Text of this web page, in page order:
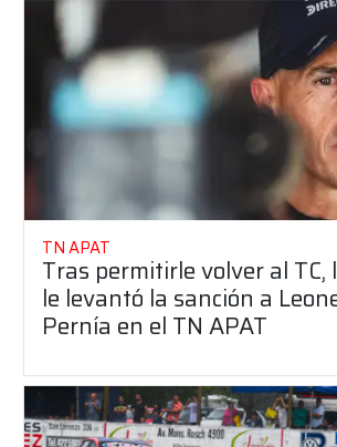
TN APAT
Tras permitirle volver al TC,
le levantó la sanción a
Pernía en el TN APAT